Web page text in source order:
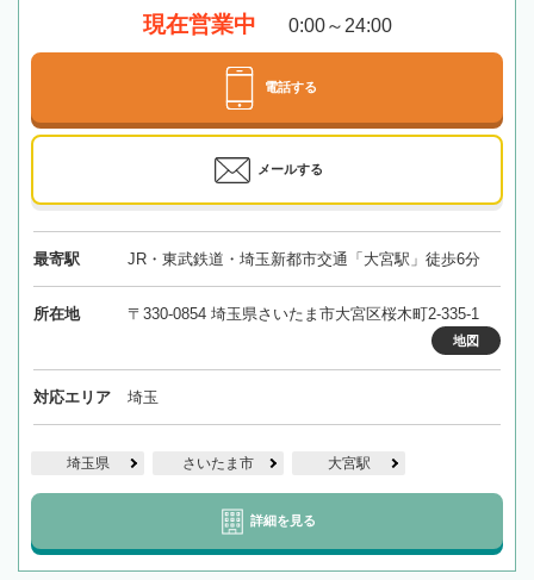
現在営業中 0:00～24:00
電話する
メールする
最寄駅 JR・東武鉄道・埼玉新都市交通「大宮駅」徒歩6分
所在地 〒330-0854 埼玉県さいたま市大宮区桜木町2-335-1
地図
対応エリア 埼玉
埼玉県 さいたま市 大宮駅
詳細を見る